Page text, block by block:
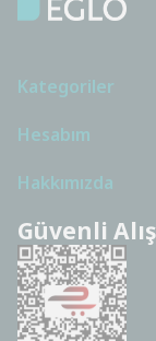
Kategoriler
Hesabım
Hakkımızda
Güvenli